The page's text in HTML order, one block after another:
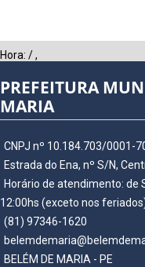
Hora: /,
PREFEITURA
MARIA
CNPJ nº 10.184.703/0001-
Estrada do Ena, nº S/N,
Horário de atendimento: de
12:00hs (exceto nos
(81) 97346-1620
BELÉM DE MARIA - PE